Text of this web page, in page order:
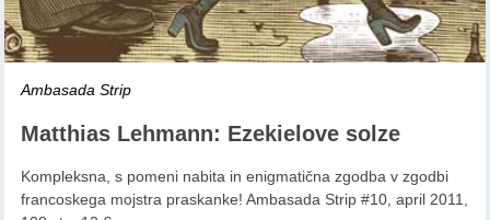
Ambasada Strip
Matthias Lehmann: Ezekielove solze
Kompleksna, s pomeni nabita in enigmatična zgodba v zgodbi
francoskega mojstra praskanke! Ambasada Strip #10, april 2011,